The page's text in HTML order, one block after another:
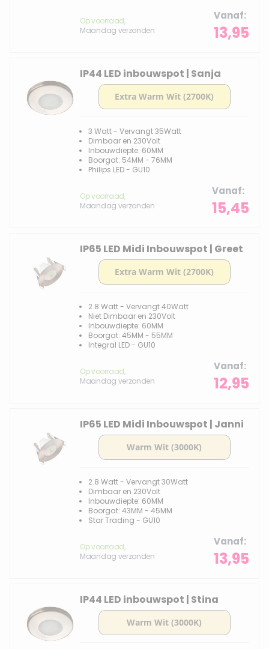
Op voorraad,
Maandag verzonden
Vanaf
13,95
IP44 LED inbouwspot | Sanja
3 Watt - Vervangt 35Watt
Dimbaar en 230Volt
Inbouwdiepte: 60MM
Boorgat: 54MM - 76MM
Philips LED - GU10
Op voorraad,
Maandag verzonden
Vanaf
15,45
IP65 LED Midi Inbouwspot | Greet
2.8 Watt - Vervangt 40Watt
Niet Dimbaar en 230Volt
Inbouwdiepte: 60MM
Boorgat: 45MM - 55MM
Integral LED - GU10
Op voorraad,
Maandag verzonden
Vanaf
12,95
IP65 LED Midi Inbouwspot | Janni
2.8 Watt - Vervangt 30Watt
Dimbaar en 230Volt
Inbouwdiepte: 60MM
Boorgat: 43MM - 45MM
Star Trading - GU10
Op voorraad,
Maandag verzonden
Vanaf
13,95
IP44 LED inbouwspot | Stina